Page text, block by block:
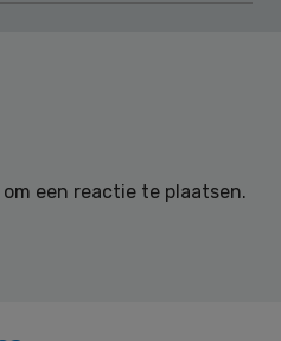
om een reactie te plaatsen.